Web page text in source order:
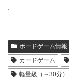
.
ボードゲーム情報
カードゲーム
軽量級（～30分）